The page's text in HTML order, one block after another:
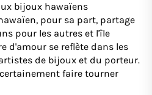
bijoux hawaïens
pour sa part, partage
pour les autres et l'île
d'amour se reflète dans les
de bijoux et du porteur.
faire tourner